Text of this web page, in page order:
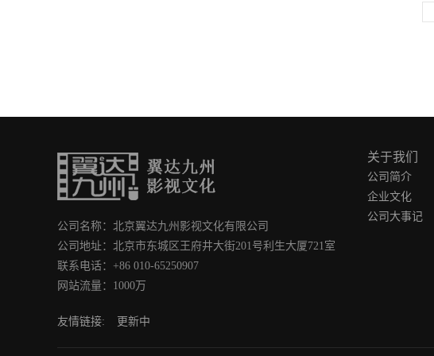
公司名称：北京翼达九州影视文化有限公司
公司地址：北京市东城区王府井大街201号利生大厦721室
联系电话：+86 010-65250907
网站流量：1000万
关于我们
公司简介
企业文化
公司大事记
友情链接: 更新中